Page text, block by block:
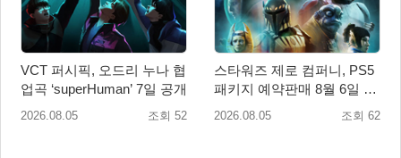
VCT 퍼시픽, 오드리 누나 협
업곡 ‘superHuman’ 7일 공개
2026.08.05 조회 52
스타워즈 제로 컴퍼니, PS5
패키지 예약판매 8월 6일 시
작... 8월 27일 국내 정식 발
2026.08.05 조회 62